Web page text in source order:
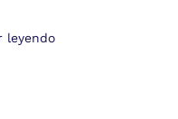
leyendo